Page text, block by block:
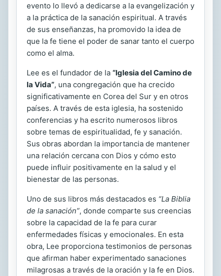
evento lo llevó a dedicarse a la evangelización y
a la práctica de la sanación espiritual. A través
de sus enseñanzas, ha promovido la idea de
que la fe tiene el poder de sanar tanto el cuerpo
como el alma.
Lee es el fundador de la “Iglesia del Camino de
la Vida”, una congregación que ha crecido
significativamente en Corea del Sur y en otros
países. A través de esta iglesia, ha sostenido
conferencias y ha escrito numerosos libros
sobre temas de espiritualidad, fe y sanación.
Sus obras abordan la importancia de mantener
una relación cercana con Dios y cómo esto
puede influir positivamente en la salud y el
bienestar de las personas.
Uno de sus libros más destacados es “La Biblia
de la sanación”, donde comparte sus creencias
sobre la capacidad de la fe para curar
enfermedades físicas y emocionales. En esta
obra, Lee proporciona testimonios de personas
que afirman haber experimentado sanaciones
milagrosas a través de la oración y la fe en Dios.